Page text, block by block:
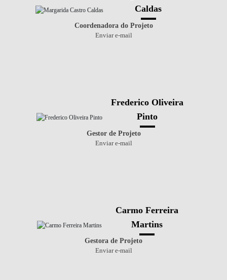
Caldas
Coordenadora do Projeto
Enviar e-mail
Frederico Oliveira
Pinto
Gestor de Projeto
Enviar e-mail
Carmo Ferreira
Martins
Gestora de Projeto
Enviar e-mail